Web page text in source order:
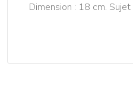
Dimension : 18 cm.